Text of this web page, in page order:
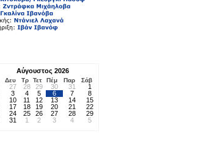
Αύγουστος 2026
Δευ Τρ Τετ Πέμ Παρ Σάβ
27 28 29 30 31
1
3 4 5 6 7
8
10 11 12 13 14
15
17 18 19 20 21
22
24 25 26 27 28
29
31 1 2 3 4 5